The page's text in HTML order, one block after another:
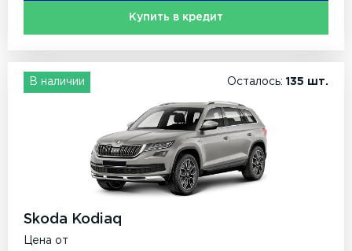
Купить в кредит
В наличии Осталось: 135 шт.
Skoda Kodiaq
Цена от